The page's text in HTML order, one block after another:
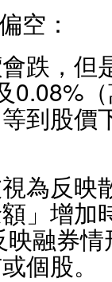
空：
跌，但
0.08%
到股價
為反映
」增加
融券
個股。